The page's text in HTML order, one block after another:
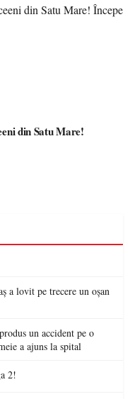
din Satu Mare!
a lovit pe trecere un oșan
un accident pe o
a ajuns la spital
2!